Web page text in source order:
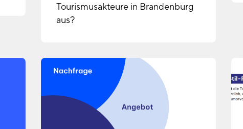
Tourismusakteure in Brandenburg
aus?